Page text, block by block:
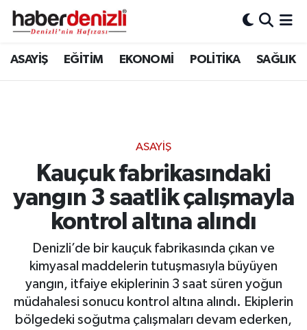
ASAYİŞ EĞİTİM EKONOMİ POLİTİKA SAĞLIK
ASAYİŞ
Kauçuk fabrikasındaki
yangın 3 saatlik çalışmayla
kontrol altına alındı
Denizli’de bir kauçuk fabrikasında çıkan ve
kimyasal maddelerin tutuşmasıyla büyüyen
yangın, itfaiye ekiplerinin 3 saat süren yoğun
müdahalesi sonucu kontrol altına alındı. Ekiplerin
bölgedeki soğutma çalışmaları devam ederken,
Denizli Nöbetçi Eczaneler
Tüm Manşetler
Son Dakika Haberleri
Haber Arşivi